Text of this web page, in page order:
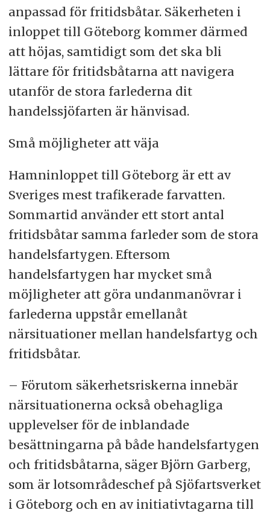
anpassad för fritidsbåtar. Säkerheten i
inloppet till Göteborg kommer därmed
att höjas, samtidigt som det ska bli
lättare för fritidsbåtarna att navigera
utanför de stora farlederna dit
handelssjöfarten är hänvisad.
Små möjligheter att väja
Hamninloppet till Göteborg är ett av
Sveriges mest trafikerade farvatten.
Sommartid använder ett stort antal
fritidsbåtar samma farleder som de stora
handelsfartygen. Eftersom
handelsfartygen har mycket små
möjligheter att göra undanmanövrar i
farlederna uppstår emellanåt
närsituationer mellan handelsfartyg och
fritidsbåtar.
– Förutom säkerhetsriskerna innebär
närsituationerna också obehagliga
upplevelser för de inblandade
besättningarna på både handelsfartygen
och fritidsbåtarna, säger Björn Garberg,
som är lotsområdeschef på Sjöfartsverket
i Göteborg och en av initiativtagarna till